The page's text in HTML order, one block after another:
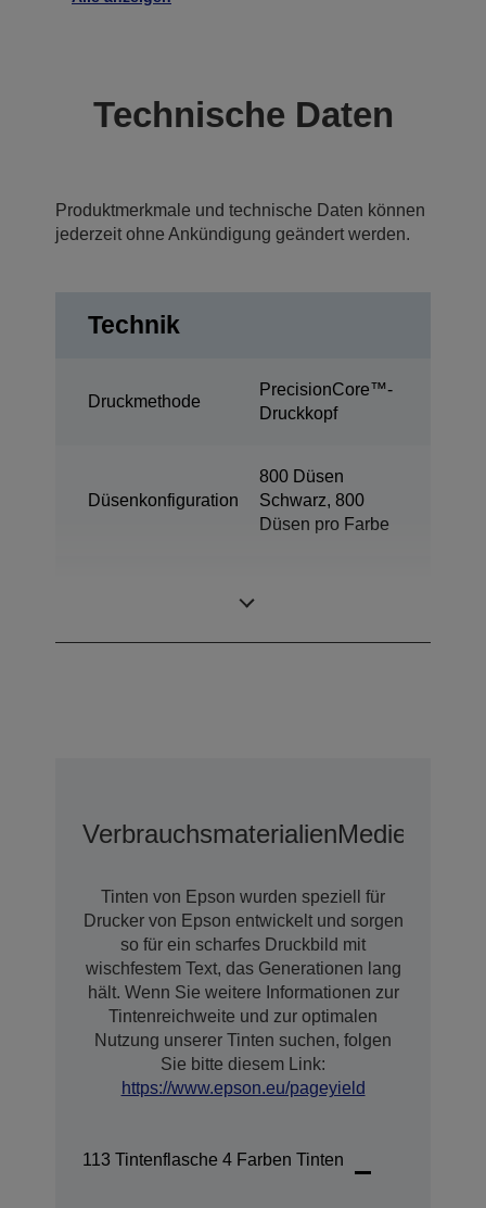
Technische Daten
Produktmerkmale und technische Daten können
jederzeit ohne Ankündigung geändert werden.
Technik
Druckmethode
PrecisionCore™-
Druckkopf
Düsenkonfiguration
800 Düsen
Schwarz, 800
Düsen pro Farbe
VerbrauchsmaterialienMedien
Tinten von Epson wurden speziell für
Drucker von Epson entwickelt und sorgen
so für ein scharfes Druckbild mit
wischfestem Text, das Generationen lang
hält. Wenn Sie weitere Informationen zur
Tintenreichweite und zur optimalen
Nutzung unserer Tinten suchen, folgen
Sie bitte diesem Link:
https://www.epson.eu/pageyield
113 Tintenflasche 4 Farben Tinten